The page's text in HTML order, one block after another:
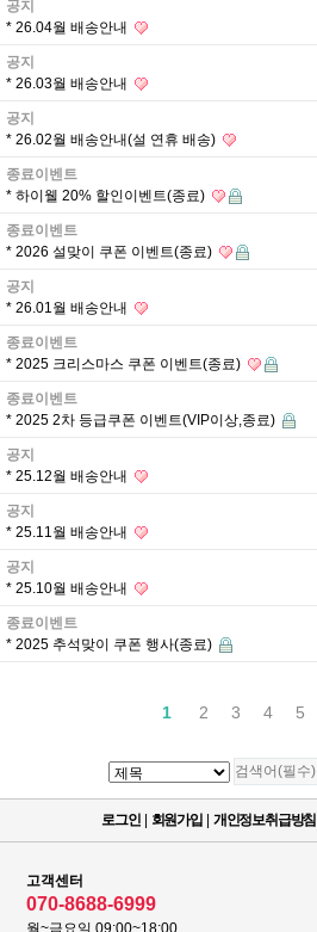
공지
* 26.04월 배송안내
공지
* 26.03월 배송안내
공지
* 26.02월 배송안내(설 연휴 배송)
종료이벤트
* 하이웰 20% 할인이벤트(종료)
종료이벤트
* 2026 설맞이 쿠폰 이벤트(종료)
공지
* 26.01월 배송안내
종료이벤트
* 2025 크리스마스 쿠폰 이벤트(종료)
종료이벤트
* 2025 2차 등급쿠폰 이벤트(VIP이상,종료)
공지
* 25.12월 배송안내
공지
* 25.11월 배송안내
공지
* 25.10월 배송안내
종료이벤트
* 2025 추석맞이 쿠폰 행사(종료)
1 2 3 4 5
로그인| 회원가입| 개인정보취급방침
고객센터
070-8688-6999
월~금요일 09:00~18:00